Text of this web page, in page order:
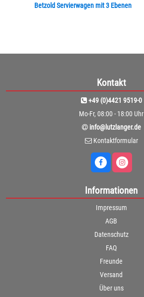
Betzold Servierwagen mit 3 Ebenen
Kontakt
+49 (0)4421 9519-0
Mo-Fr, 08:00 - 18:00 Uhr
info@lutzlanger.de
Kontaktformular
Informationen
Impressum
AGB
Datenschutz
FAQ
Freunde
Versand
Über uns